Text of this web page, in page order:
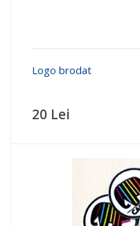
Logo brodat
20 Lei